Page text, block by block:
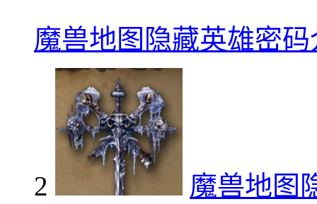
魔兽地图隐藏英雄密码
2
魔兽地图